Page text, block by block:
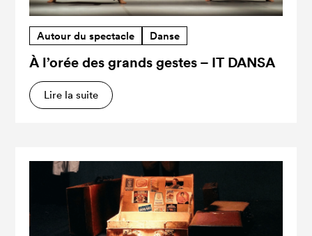
Autour du spectacle Danse
À l’orée des grands gestes – IT DANSA
Lire la suite